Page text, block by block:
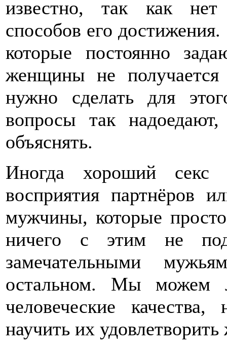
известно, так как нет
способов его
которые постоянно
женщины не
нужно сделать для
вопросы так
объяснять.
Иногда хороший секс
восприятия партнёров
мужчины, которые
ничего с этим не
замечательными
остальном. Мы можем
человеческие
научить их